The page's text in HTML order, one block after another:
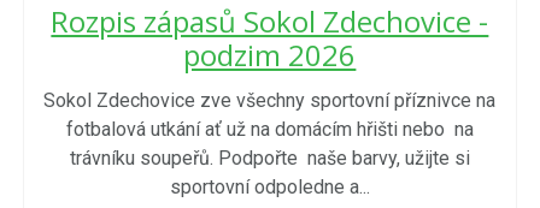
Rozpis zápasů Sokol Zdechovice -
podzim 2026
Sokol Zdechovice zve všechny sportovní příznivce na
fotbalová utkání ať už na domácím hřišti nebo na
trávníku soupeřů. Podpořte naše barvy, užijte si
sportovní odpoledne a...